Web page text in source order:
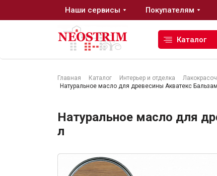
Главная Каталог Интерьер и отделка
Натуральное масло для древесины Акватекс
Натуральное масло для
л
Наши сервисы Покупателям
Каталог
Стройматериалы
Сухие строительные смеси
Изоляционные материалы
Кровельные материалы